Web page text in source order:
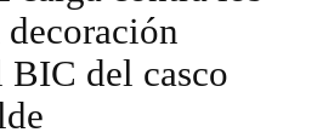
BIC del casco